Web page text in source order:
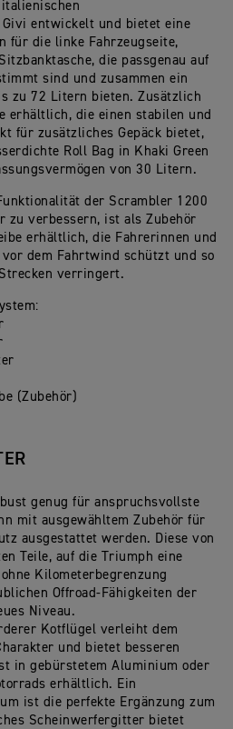
entwickelt und bietet eine
für die linke Fahrzeugseite,
die passgenau auf
sind und zusammen ein
zu 72 Litern bieten. Zusätzlich
erhältlich, die einen stabilen und
für zusätzliches Gepäck bietet,
Roll Bag in Khaki Green
von 30 Litern.
der Scrambler 1200
zu verbessern, ist als Zubehör
erhältlich, die Fahrerinnen und
dem Fahrtwind schützt und so
verringert.
(Zubehör)
genug für anspruchsvollste
mit ausgewähltem Zubehör für
ausgestattet werden. Diese von
Teile, auf die Triumph eine
Kilometerbegrenzung
Offroad-Fähigkeiten der
Niveau.
Kotflügel verleiht dem
und bietet besseren
in gebürstetem Aluminium oder
erhältlich. Ein
ist die perfekte Ergänzung zum
Scheinwerfergitter bietet